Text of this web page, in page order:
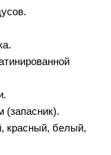
красный, белый,